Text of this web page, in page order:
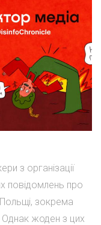
з організації
повідомлень про
Польщі, зокрема
Однак жоден з цих